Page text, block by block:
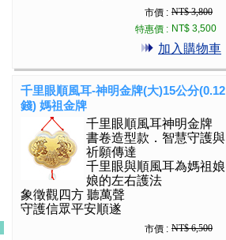
市價 : NT$ 3,800
特惠價 : NT$ 3,500
加入購物車
千里眼順風耳-神明金牌(大)15公分(0.12
錢) 媽祖金牌
千里眼順風耳神明金牌
書卷造型款．智慧守護與
祈願傳達
千里眼與順風耳為媽祖娘
娘的左右護法
象徵觀四方 聽萬聲
守護信眾平安順遂
市價 : NT$ 6,500